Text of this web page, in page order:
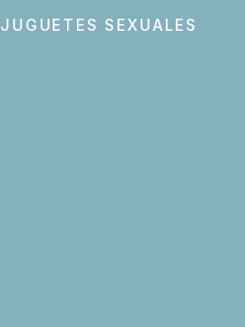
JUGUETES SEXUALES